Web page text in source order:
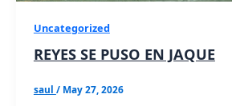
Uncategorized
REYES SE PUSO EN JAQUE
saul / May 27, 2026